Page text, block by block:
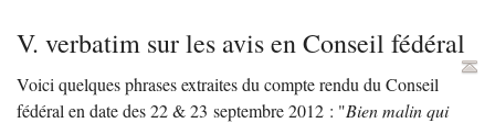
V. verbatim sur les avis en Conseil fédéral
Voici quelques phrases extraites du compte rendu du Conseil
fédéral en date des 22 & 23 septembre 2012 : "Bien malin qui